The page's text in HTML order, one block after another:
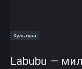
Культура
Labubu —